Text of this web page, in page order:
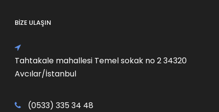
BİZE ULAŞIN
Tahtakale mahallesi Temel sokak no 2 34320
Avcılar/İstanbul
(0533) 335 34 48